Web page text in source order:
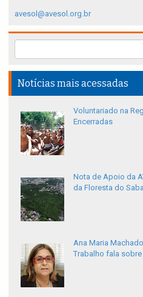
avesol@avesol.org.br
Notícias mais acessadas
Voluntariado na
Encerradas
Nota de Apoio da
da Floresta do
Ana Maria
Trabalho fala